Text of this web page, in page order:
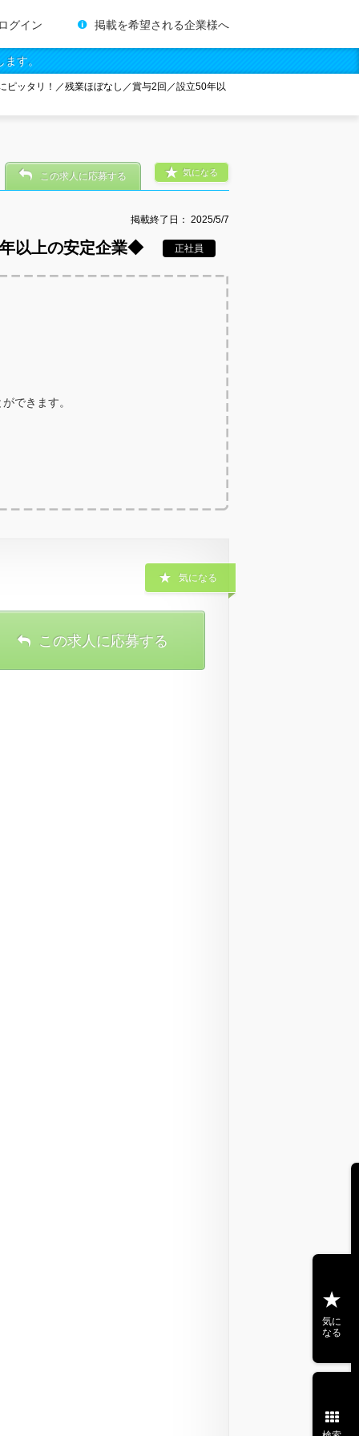
グイン 掲載を希望される企業様へ
す。
ッタリ！／残業ほぼなし／賞与2回／設立50年以
掲載終了日： 2025/5/7
以上の安定企業◆ 正社員
気になる
この求人に応募する
できます。
気になる
この求人に応募する
気に
なる